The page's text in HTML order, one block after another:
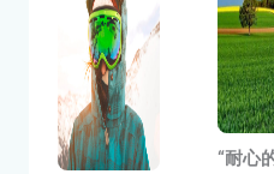
“耐心